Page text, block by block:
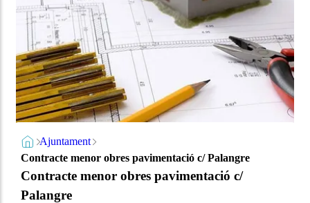
Ajuntament
Contracte menor obres pavimentació c/ Palangre
Contracte menor obres pavimentació c/
Palangre